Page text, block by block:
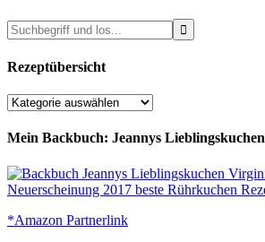
Rezeptübersicht
Rezeptübersicht
Mein Backbuch: Jeannys Lieblingskuchen
*Amazon Partnerlink